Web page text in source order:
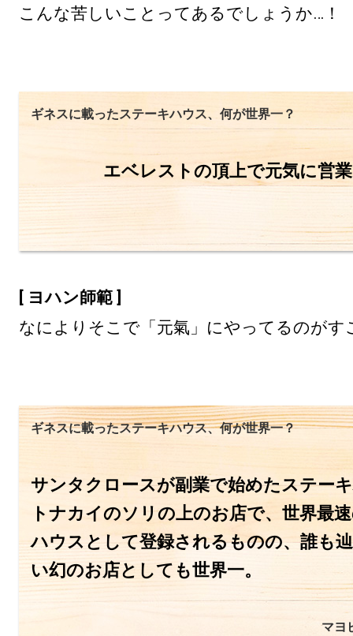
こんな苦しいことってあるでしょうか…！
ギネスに載ったステーキハウス、何が世界一？
エベレストの頂上で元気に営
[ ヨハン師範 ]
なによりそこで「元氣」にやってるのがす
ギネスに載ったステーキハウス、何が世界一？
サンタクロースが副業で始めたステー
トナカイのソリの上のお店で、世界最
ハウスとして登録されるものの、誰も
い幻のお店としても世界一。
マヨ